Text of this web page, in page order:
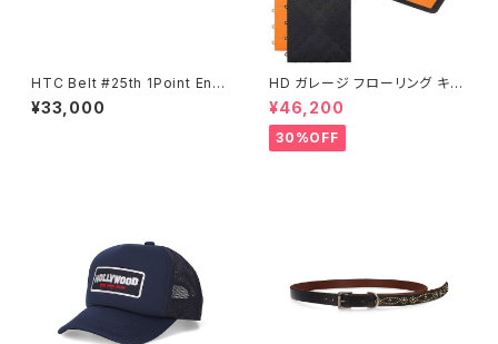
HTC Belt #25th 1Point End
Flower Stone 0.75
¥33,000
HD ガレージ フローリング キッ
ト
¥46,200
30%OFF